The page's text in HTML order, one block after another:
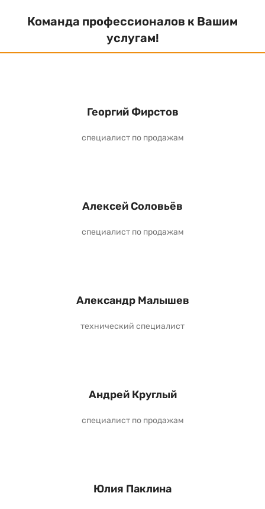
Команда профессионалов к Вашим
услугам!
Георгий Фирстов
специалист по продажам
Алексей Соловьёв
специалист по продажам
Александр Малышев
технический специалист
Андрей Круглый
специалист по продажам
Юлия Паклина